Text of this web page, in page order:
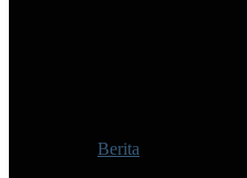
Berita